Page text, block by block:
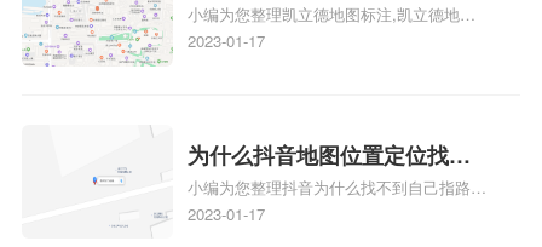
注？凯立德地图位置定位,导航,
标注？
小编为您整理凯立德地图标注,凯立德地图
标注怎么做啊、凯立德地图标注,凯立德地
相关地图标注知识，详情可查看下方正文！
2023-01-17
为什么抖音地图位置定位找不
到了？抖音为什么找不到当前
定位了？
小编为您整理抖音为什么找不到自己指路人
地图标注服务中心铺的位置、地图位置更新
2023-01-17